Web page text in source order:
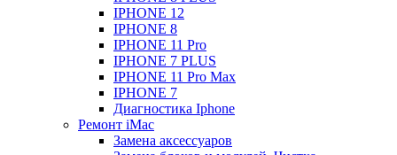
IPHONE 12
IPHONE 8
IPHONE 11 Pro
IPHONE 7 PLUS
IPHONE 11 Pro Max
IPHONE 7
Диагностика Iphone
Ремонт iMac
Замена аксессуаров